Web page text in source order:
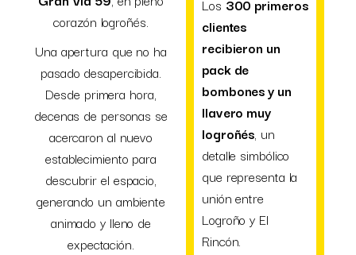
corazón logroñés.
Una apertura que no ha
pasado desapercibida.
Desde primera hora,
decenas de personas se
acercaron al nuevo
establecimiento para
descubrir el espacio,
generando un ambiente
animado y lleno de
expectación.
Los 300 primeros
clientes
recibieron un
pack de
bombones y un
llavero muy
logroñés, un
detalle simbólico
que representa la
unión entre
Logroño y El
Rincón.